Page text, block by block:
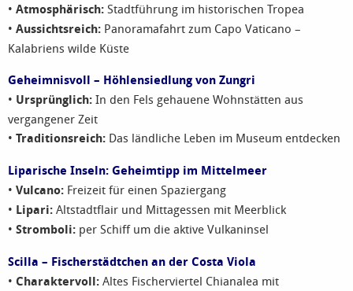
• Atmosphärisch: Stadtführung im historischen Tropea
• Aussichtsreich: Panoramafahrt zum Capo Vaticano –
Kalabriens wilde Küste
Geheimnisvoll – Höhlensiedlung von Zungri
• Ursprünglich: In den Fels gehauene Wohnstätten aus
vergangener Zeit
• Traditionsreich: Das ländliche Leben im Museum entdecken
Liparische Inseln: Geheimtipp im Mittelmeer
• Vulcano: Freizeit für einen Spaziergang
• Lipari: Altstadtflair und Mittagessen mit Meerblick
• Stromboli: per Schiff um die aktive Vulkaninsel
Scilla – Fischerstädtchen an der Costa Viola
• Charaktervoll: Altes Fischerviertel Chianalea mit